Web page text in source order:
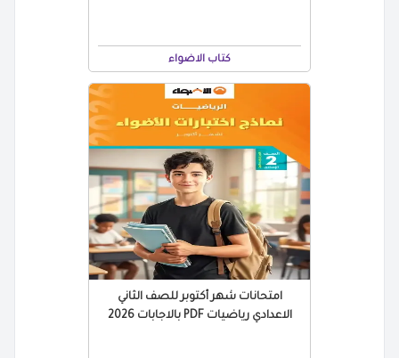
كتاب الاضواء
امتحانات شهر أكتوبر للصف الثاني
الاعدادي رياضيات PDF بالاجابات 2026